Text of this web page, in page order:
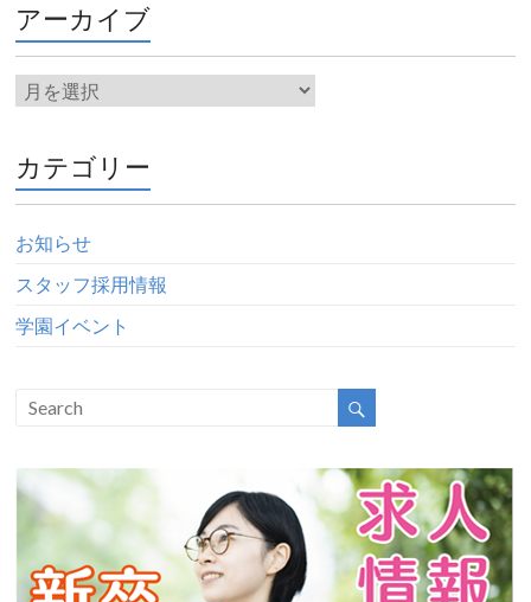
アーカイブ
カテゴリー
お知らせ
スタッフ採用情報
学園イベント